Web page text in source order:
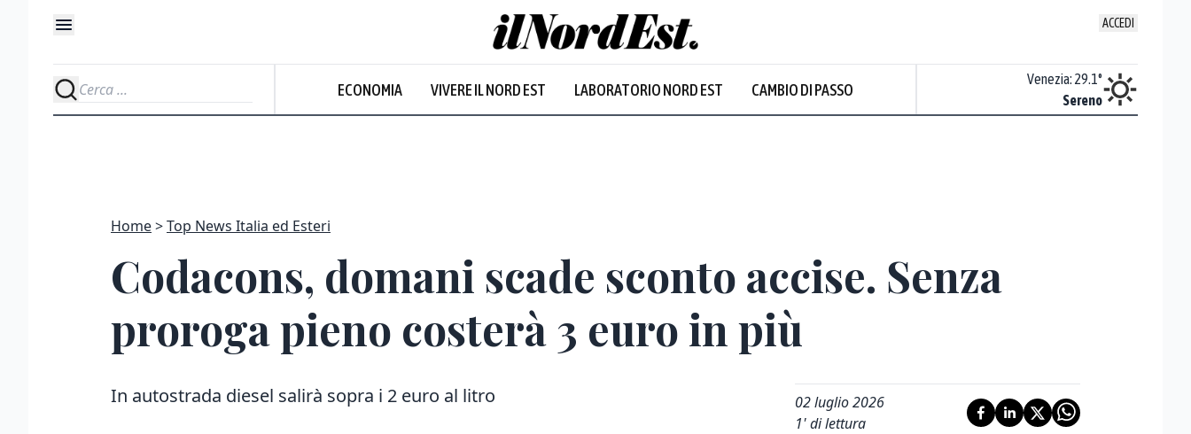
ACCEDI
ECONOMIA VIVERE IL NORD EST LABORATORIO NORD EST CAMBIO DI PASSO
Prevalentemente soleggiato
Venezia: 29.1°
Sereno
Home Top News Italia ed Esteri
Codacons, domani scade sconto accise. Senza
proroga pieno costerà 3 euro in più
In autostrada diesel salirà sopra i 2 euro al litro
02 luglio 2026
1' di lettura